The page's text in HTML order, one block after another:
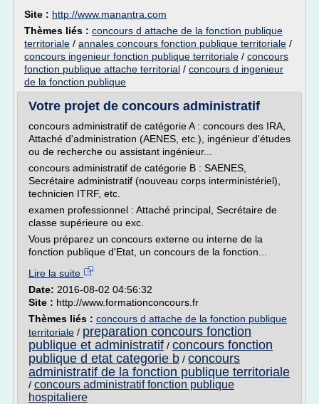
Site : http://www.manantra.com
Thèmes liés : concours d attache de la fonction publique
territoriale / annales concours fonction publique territoriale /
concours ingenieur fonction publique territoriale / concours
fonction publique attache territorial / concours d ingenieur
de la fonction publique
Votre projet de concours administratif
concours administratif de catégorie A : concours des IRA,
Attaché d'administration (AENES, etc.), ingénieur d'études
ou de recherche ou assistant ingénieur...
concours administratif de catégorie B : SAENES,
Secrétaire administratif (nouveau corps interministériel),
technicien ITRF, etc.
examen professionnel : Attaché principal, Secrétaire de
classe supérieure ou exc.
Vous préparez un concours externe ou interne de la
fonction publique d'Etat, un concours de la fonction...
Lire la suite
Date: 2016-08-02 04:56:32
Site : http://www.formationconcours.fr
Thèmes liés : concours d attache de la fonction publique
territoriale / preparation concours fonction
publique et administratif / concours fonction
publique d etat categorie b / concours
administratif de la fonction publique territoriale
/ concours administratif fonction publique
hospitaliere